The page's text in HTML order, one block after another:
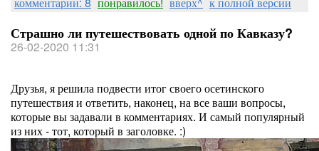
Страшно ли путешествовать одной по Кавказу?
26-02-2020 11:31
Друзья, я решила подвести итог своего осетинского
путешествия и ответить, наконец, на все ваши вопросы,
которые вы задавали в комментариях. И самый популярный
из них - тот, который в заголовке. :)